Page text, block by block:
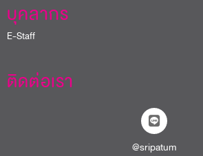
บุคลากร
E-Staff
ติดต่อเรา
@sripatum